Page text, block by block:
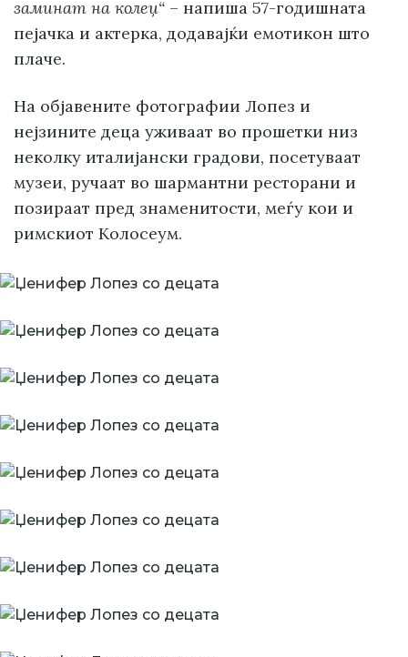
заминат на колеџ“ – напиша 57-годишната
пејачка и актерка, додавајќи емотикон што
плаче.
На објавените фотографии Лопез и
нејзините деца уживаат во прошетки низ
неколку италијански градови, посетуваат
музеи, ручаат во шармантни ресторани и
позираат пред знаменитости, меѓу кои и
римскиот Колосеум.